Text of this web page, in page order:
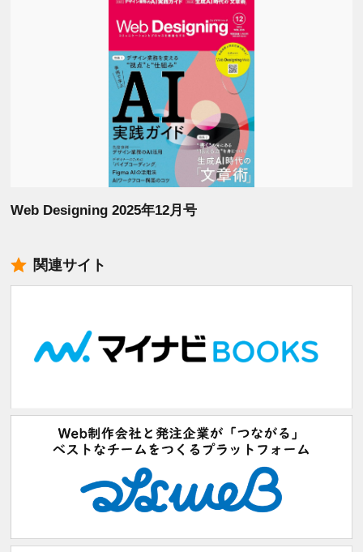
Web Designing 2025年12月号
関連サイト